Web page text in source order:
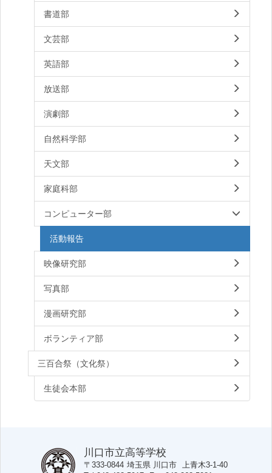
書道部
文芸部
英語部
放送部
演劇部
自然科学部
天文部
家庭科部
コンピューター部
活動報告
映像研究部
写真部
漫画研究部
ボランティア部
三百合祭（文化祭）
生徒会本部
川口市立高等学校
〒333-0844 埼玉県 川口市 上青木3-1-40